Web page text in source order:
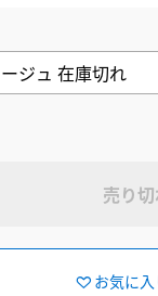
売り
お気に